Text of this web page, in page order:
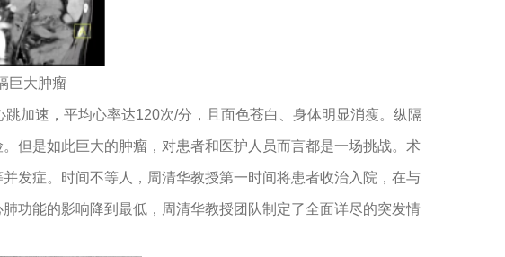
巨大肿瘤
加速，平均心率达120次/分，且面色苍白、身体明显消瘦。纵隔
但是如此巨大的肿瘤，对患者和医护人员而言都是一场挑战。术
发症。时间不等人，周清华教授第一时间将患者收治入院，在与
功能的影响降到最低，周清华教授团队制定了全面详尽的突发情